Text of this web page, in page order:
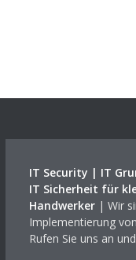
IT Security | IT
IT Sicherheit für
Handwerker| Wir
Implementierung
Rufen Sie uns an